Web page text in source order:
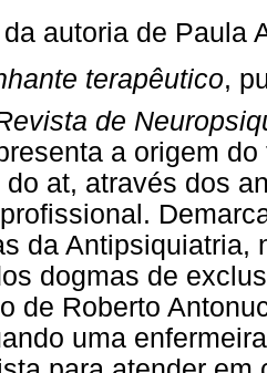
da autoria de Paula
terapêutico,
de
a origem
do at, através dos
da Antipsiquiatria,
dogmas de
de Roberto
uma